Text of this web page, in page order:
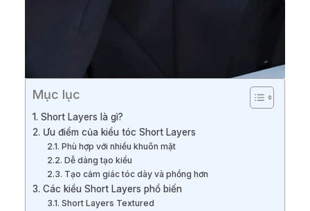
Mục lục
1. Short Layers là gì?
2. Ưu điểm của kiểu tóc Short Layers
2.1. Phù hợp với nhiều khuôn mặt
2.2. Dễ dàng tạo kiểu
2.3. Tạo cảm giác tóc dày và phồng hơn
3. Các kiểu Short Layers phổ biến
3.1. Short Layers Textured